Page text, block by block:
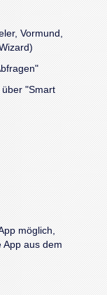
Vormund,
"Smart
möglich,
App aus dem